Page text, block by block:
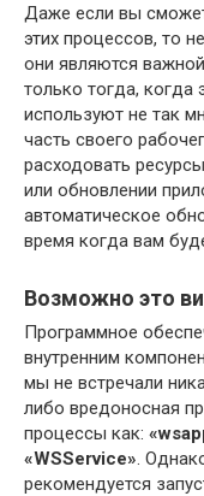
Даже если вы
этих процессов, то
они являются
только тогда, когда
используют не так
часть своего
расходовать
или обновлении
автоматическое
время когда вам
Возможно это
Программное
внутренним
мы не встречали
либо вредоносная
процессы как:
«WSService».
рекомендуется